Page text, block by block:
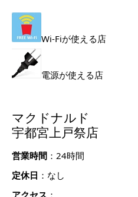
Wi-Fiが使える店
電源が使える店
マクドナルド
宇都宮上戸祭店
営業時間 ：24時間
定休日 ：なし
アクセス ：